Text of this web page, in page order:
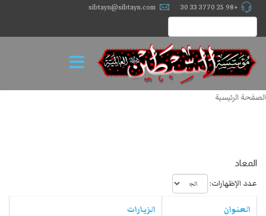
+98 25 3770 33 30
sibtayn@sibtayn.com
الصفحة الرئيسية
المعاد
عدد الإظهارات:
العنوان الزيارات